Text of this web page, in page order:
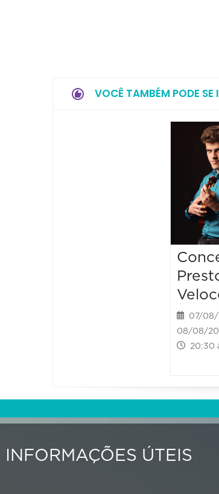
VOCÊ TAMBÉM PODE SE
07/08/
08/08/
20:30
INFORMAÇÕES ÚTEIS